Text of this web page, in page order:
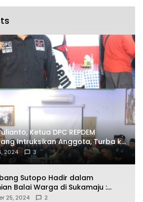
Ketua DPC REPDEM
Intruksikan Anggota, Turba ke
Dan Jalani Apa Yang di
RAKERCABSUS
2024 3
Sutopo Hadir dalam
Balai Warga di Sukamaju :
untuk Kolaborasi dan
25, 2024 2